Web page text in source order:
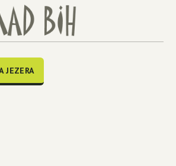
JEZERA